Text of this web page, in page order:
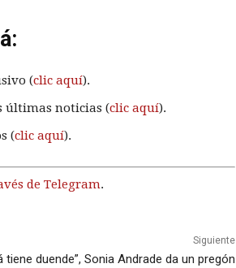
(clic aquí).
últimas noticias (clic aquí).
(clic aquí).
de Telegram.
Siguiente
tiene duende”, Sonia Andrade da un pregón